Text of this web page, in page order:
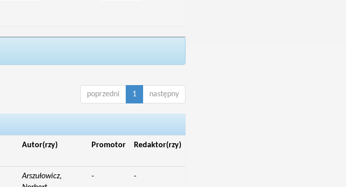
poprzedni 1 następny
Autor(rzy) Promotor Redaktor(rzy)
Arszułowicz,
- -